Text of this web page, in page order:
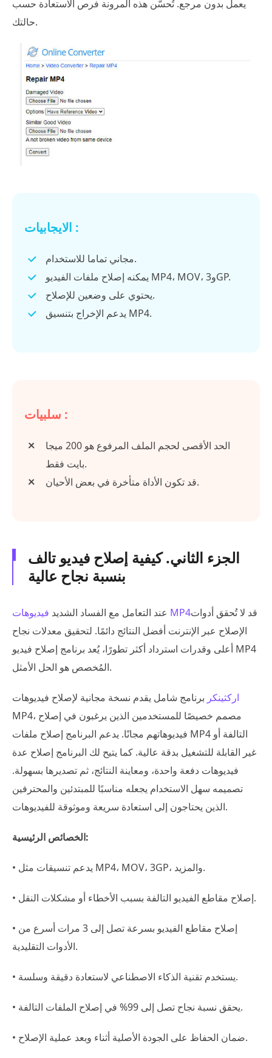
يعمل بدون مرجع. تُحسّن هذه المرونة فرص الاستعادة حسب
حالتك.
الايجابيات :
مجاني تماما للاستخدام.
يمكنه إصلاح ملفات الفيديو MP4، MOV، و3GP.
يحتوي على وضعين للإصلاح.
يدعم الإخراج بتنسيق MP4.
سلبيات :
الحد الأقصى لحجم الملف المرفوع هو 200 ميجا
بايت فقط.
قد تكون الأداة متأخرة في بعض الأحيان.
الجزء الثاني. كيفية إصلاح فيديو تالف
بنسبة نجاح عالية
عند التعامل مع الفساد الشديد فيديوهات MP4قد لا تُحقق أدوات
الإصلاح عبر الإنترنت أفضل النتائج دائمًا. لتحقيق معدلات نجاح
أعلى وقدرات استرداد أكثر تطورًا، يُعد برنامج إصلاح فيديو MP4
المُخصص هو الحل الأمثل.
اركثينكر برنامج شامل يقدم نسخة مجانية لإصلاح فيديوهات
MP4، مصمم خصيصًا للمستخدمين الذين يرغبون في إصلاح
فيديوهاتهم مجانًا. يدعم البرنامج إصلاح ملفات MP4 التالفة أو
غير القابلة للتشغيل بدقة عالية. كما يتيح لك البرنامج إصلاح عدة
فيديوهات دفعة واحدة، ومعاينة النتائج، ثم تصديرها بسهولة.
تصميمه سهل الاستخدام يجعله مناسبًا للمبتدئين والمحترفين
الذين يحتاجون إلى استعادة سريعة وموثوقة للفيديوهات.
الخصائص الرئيسية:
• يدعم تنسيقات مثل MP4، MOV، 3GP، والمزيد.
• إصلاح مقاطع الفيديو التالفة بسبب الأخطاء أو مشكلات النقل.
• إصلاح مقاطع الفيديو بسرعة تصل إلى 3 مرات أسرع من
الأدوات التقليدية.
• يستخدم تقنية الذكاء الاصطناعي لاستعادة دقيقة وسلسة.
• يحقق نسبة نجاح تصل إلى 99% في إصلاح الملفات التالفة.
• ضمان الحفاظ على الجودة الأصلية أثناء وبعد عملية الإصلاح.